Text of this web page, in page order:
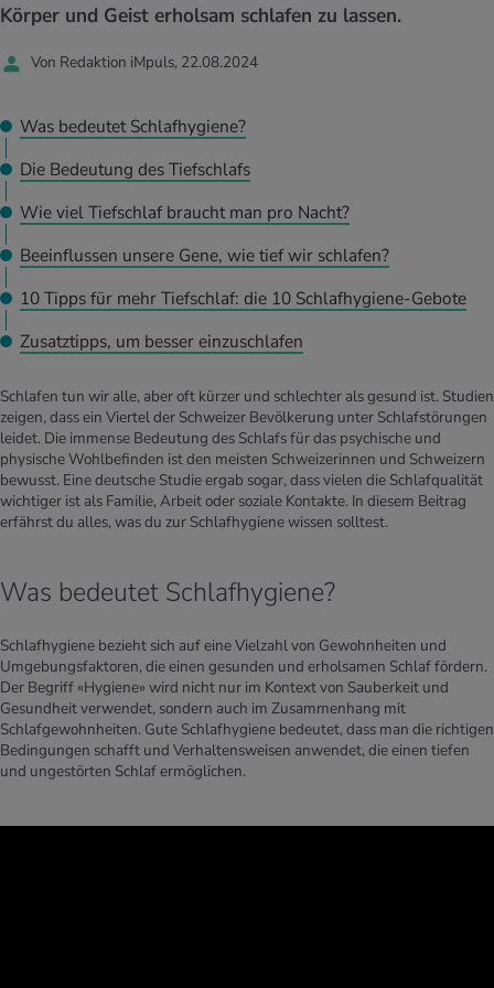
THEMEN IM BEREICH ERNÄHRUNG
BMI berechnen
THEMEN IM BEREICH BEWEGUNG
Kalorienverbrauch berechnen
Personal Health Coaching
THEMEN IM BEREICH ENTSPANNUNG
Glücklich sein
Personal Health Coaching
Wissen
THEMEN IM BEREICH MEDIZIN
Mund- & Zahnpflege
THEMEN IM BEREICH SERVICES
Tools, Test & Quizze
Körper und Geist erholsam schlafen zu lassen.
Von Redaktion iMpuls, 22.08.2024
Was bedeutet Schlafhygiene?
Die Bedeutung des Tiefschlafs
Wie viel Tiefschlaf braucht man pro Nacht?
Beeinflussen unsere Gene, wie tief wir schlafen?
10 Tipps für mehr Tiefschlaf: die 10 Schlafhygiene-Gebote
Zusatztipps, um besser einzuschlafen
Schlafen tun wir alle, aber oft kürzer und schlechter als gesund ist. Studien
zeigen, dass ein Viertel der Schweizer Bevölkerung unter Schlafstörungen
leidet. Die immense Bedeutung des Schlafs für das psychische und
physische Wohlbefinden ist den meisten Schweizerinnen und Schweizern
bewusst. Eine deutsche Studie ergab sogar, dass vielen die Schlafqualität
wichtiger ist als Familie, Arbeit oder soziale Kontakte. In diesem Beitrag
erfährst du alles, was du zur Schlafhygiene wissen solltest.
Was bedeutet Schlafhygiene?
Schlafhygiene bezieht sich auf eine Vielzahl von Gewohnheiten und
Umgebungsfaktoren, die einen gesunden und erholsamen Schlaf fördern.
Der Begriff «Hygiene» wird nicht nur im Kontext von Sauberkeit und
Gesundheit verwendet, sondern auch im Zusammenhang mit
Schlafgewohnheiten. Gute Schlafhygiene bedeutet, dass man die richtigen
Bedingungen schafft und Verhaltensweisen anwendet, die einen tiefen
und ungestörten Schlaf ermöglichen.